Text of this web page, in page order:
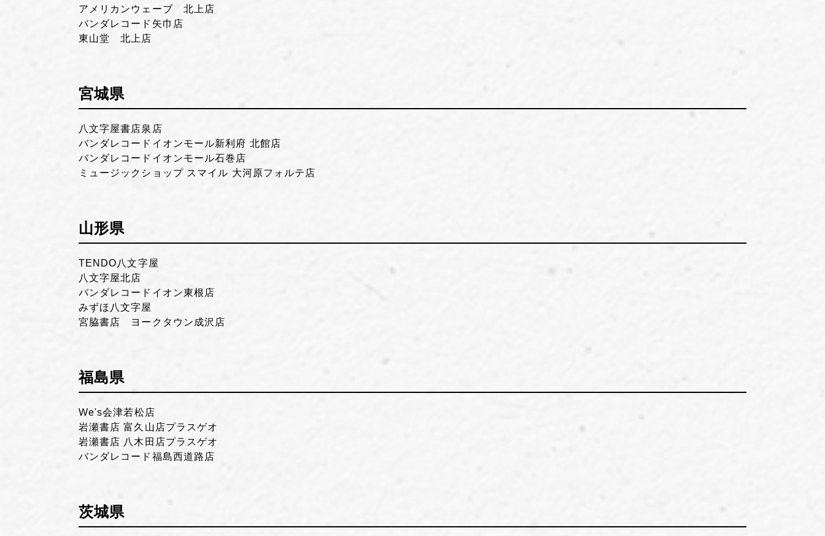
アメリカンウェーブ 北上店
バンダレコード矢巾店
東山堂 北上店
宮城県
八文字屋書店泉店
バンダレコードイオンモール新利府 北館店
バンダレコードイオンモール石巻店
ミュージックショップ スマイル 大河原フォルテ店
山形県
TENDO八文字屋
八文字屋北店
バンダレコードイオン東根店
みずほ八文字屋
宮脇書店 ヨークタウン成沢店
福島県
We's会津若松店
岩瀬書店 富久山店プラスゲオ
岩瀬書店 八木田店プラスゲオ
バンダレコード福島西道路店
茨城県